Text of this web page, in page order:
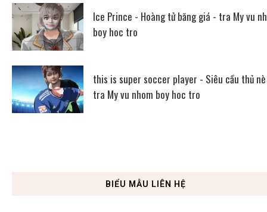
Ice Prince - Hoàng tử băng giá - tra My vu
boy hoc tro
this is super soccer player - Siêu cầu thủ
tra My vu nhom boy hoc tro
BIỂU MẪU LIÊN HỆ